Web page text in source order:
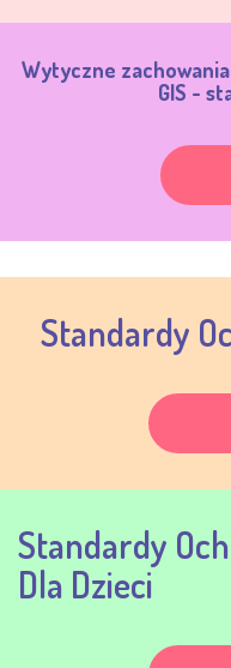
Wytyczne
GIS -
Standardy
Standardy
Dla Dzieci